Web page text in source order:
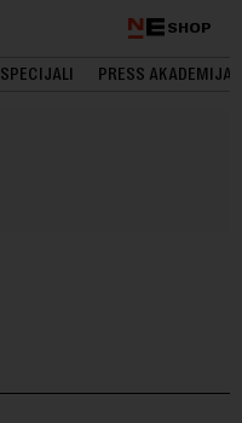
SHOP
SPECIJALI PRESS AKADEMIJA